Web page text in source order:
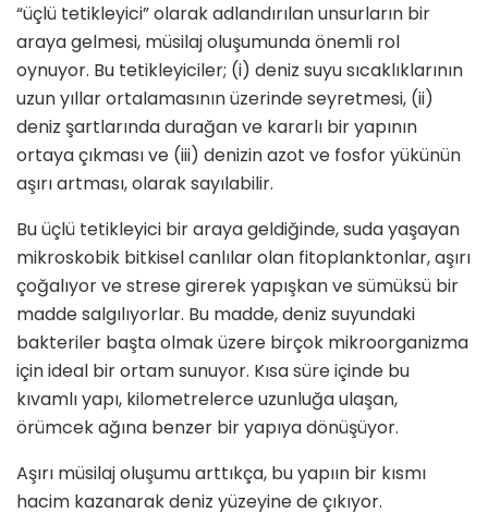
“üçlü tetikleyici” olarak adlandırılan unsurların bir
araya gelmesi, müsilaj oluşumunda önemli rol
oynuyor. Bu tetikleyiciler; (i) deniz suyu sıcaklıklarının
uzun yıllar ortalamasının üzerinde seyretmesi, (ii)
deniz şartlarında durağan ve kararlı bir yapının
ortaya çıkması ve (iii) denizin azot ve fosfor yükünün
aşırı artması, olarak sayılabilir.
Bu üçlü tetikleyici bir araya geldiğinde, suda yaşayan
mikroskobik bitkisel canlılar olan fitoplanktonlar, aşırı
çoğalıyor ve strese girerek yapışkan ve sümüksü bir
madde salgılıyorlar. Bu madde, deniz suyundaki
bakteriler başta olmak üzere birçok mikroorganizma
için ideal bir ortam sunuyor. Kısa süre içinde bu
kıvamlı yapı, kilometrelerce uzunluğa ulaşan,
örümcek ağına benzer bir yapıya dönüşüyor.
Aşırı müsilaj oluşumu arttıkça, bu yapıın bir kısmı
hacim kazanarak deniz yüzeyine de çıkıyor.